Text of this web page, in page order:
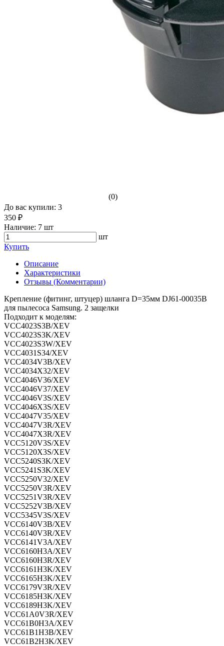
(0)
До вас купили: 3
350 ₽
Наличие: 7 шт
шт
Купить
Описание
Характеристики
Отзывы (Комментарии)
Крепление (фитинг, штуцер) шланга D=35мм DJ61-00035B
для пылесоса Samsung. 2 защелки
Подходит к моделям:
VCC4023S3B/XEV
VCC4023S3K/XEV
VCC4023S3W/XEV
VCC4031S34/XEV
VCC4034V3B/XEV
VCC4034X32/XEV
VCC4046V36/XEV
VCC4046V37/XEV
VCC4046V3S/XEV
VCC4046X3S/XEV
VCC4047V35/XEV
VCC4047V3R/XEV
VCC4047X3R/XEV
VCC5120V3S/XEV
VCC5120X3S/XEV
VCC5240S3K/XEV
VCC5241S3K/XEV
VCC5250V32/XEV
VCC5250V3R/XEV
VCC5251V3R/XEV
VCC5252V3B/XEV
VCC5345V3S/XEV
VCC6140V3B/XEV
VCC6140V3R/XEV
VCC6141V3A/XEV
VCC6160H3A/XEV
VCC6160H3R/XEV
VCC6161H3K/XEV
VCC6165H3K/XEV
VCC6179V3R/XEV
VCC6185H3K/XEV
VCC6189H3K/XEV
VCC61A0V3R/XEV
VCC61B0H3A/XEV
VCC61B1H3B/XEV
VCC61B2H3K/XEV